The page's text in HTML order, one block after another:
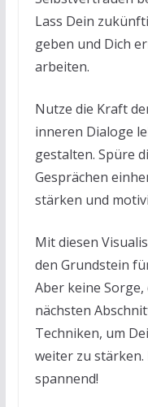
Lass Dein
geben und Dich
arbeiten.
Nutze die Kraft
inneren Dialoge
gestalten. Spüre
Gesprächen
stärken und
Mit diesen
den Grundstein
Aber keine
nächsten
Techniken, um
weiter zu stärken.
spannend!